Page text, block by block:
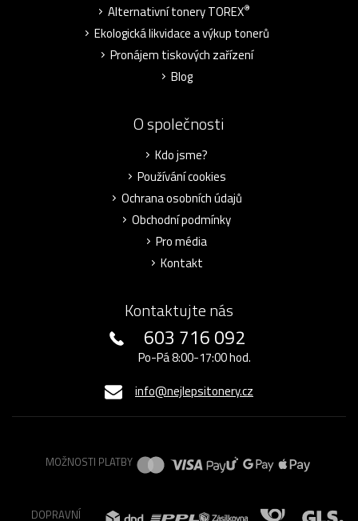
Alternativní tonery TOREX®
Ekologická likvidace a výkup tonerů
Pronájem tiskových zařízení
Blog
O společnosti
Kdo jsme?
Používání cookies
Ochrana osobních údajů
Obchodní podmínky
Pro média
Kontakt
Kontaktujte nás
603 716 092
Po-Pá 8:00-17:00 hod.
info@nejlepsitonery.cz
MOŽNOSTI PLATBY
DOPRAVNÍ